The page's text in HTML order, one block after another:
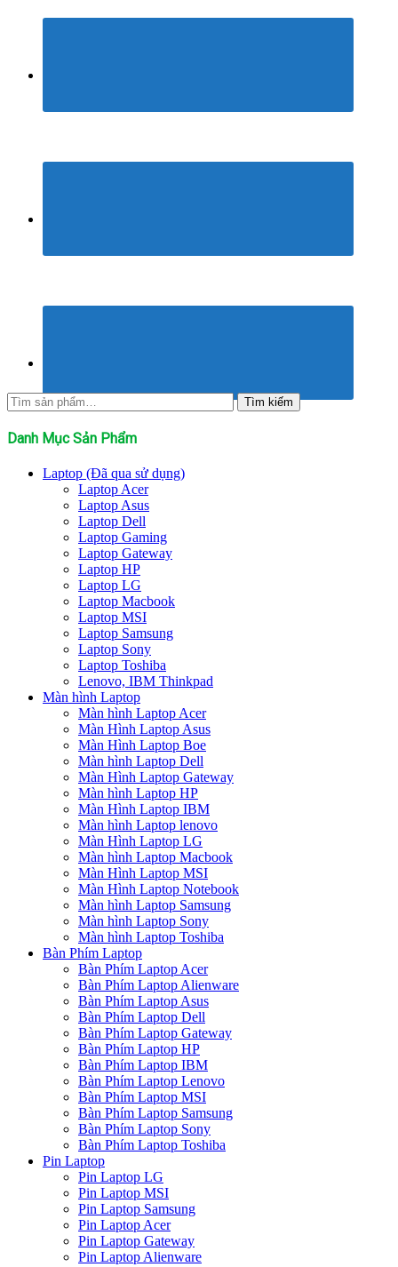
Tìm
kiếm:
Tìm kiếm
Danh Mục Sản Phẩm
Laptop (Đã qua sử dụng)
Laptop Acer
Laptop Asus
Laptop Dell
Laptop Gaming
Laptop Gateway
Laptop HP
Laptop LG
Laptop Macbook
Laptop MSI
Laptop Samsung
Laptop Sony
Laptop Toshiba
Lenovo, IBM Thinkpad
Màn hình Laptop
Màn hình Laptop Acer
Màn Hình Laptop Asus
Màn Hình Laptop Boe
Màn hình Laptop Dell
Màn Hình Laptop Gateway
Màn hình Laptop HP
Màn Hình Laptop IBM
Màn hình Laptop lenovo
Màn Hình Laptop LG
Màn hình Laptop Macbook
Màn Hình Laptop MSI
Màn Hình Laptop Notebook
Màn hình Laptop Samsung
Màn hình Laptop Sony
Màn hình Laptop Toshiba
Bàn Phím Laptop
Bàn Phím Laptop Acer
Bàn Phím Laptop Alienware
Bàn Phím Laptop Asus
Bàn Phím Laptop Dell
Bàn Phím Laptop Gateway
Bàn Phím Laptop HP
Bàn Phím Laptop IBM
Bàn Phím Laptop Lenovo
Bàn Phím Laptop MSI
Bàn Phím Laptop Samsung
Bàn Phím Laptop Sony
Bàn Phím Laptop Toshiba
Pin Laptop
Pin Laptop LG
Pin Laptop MSI
Pin Laptop Samsung
Pin Laptop Acer
Pin Laptop Gateway
Pin Laptop Alienware